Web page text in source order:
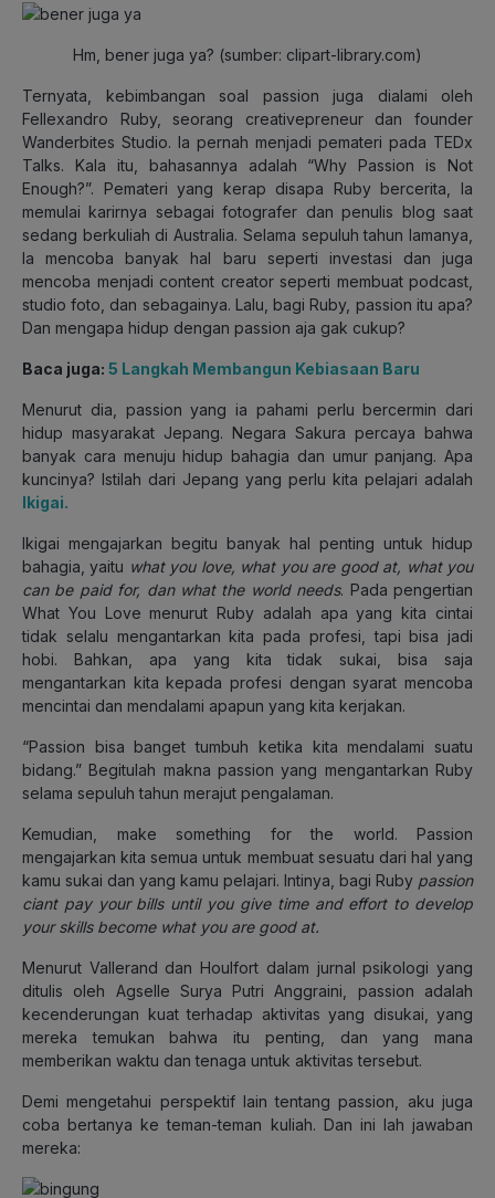
Hm, bener juga ya? (sumber: clipart-library.com)
Ternyata, kebimbangan soal passion juga dialami oleh
Fellexandro Ruby, seorang creativepreneur dan founder
Wanderbites Studio. Ia pernah menjadi pemateri pada TEDx
Talks. Kala itu, bahasannya adalah “Why Passion is Not
Enough?”. Pemateri yang kerap disapa Ruby bercerita, Ia
memulai karirnya sebagai fotografer dan penulis blog saat
sedang berkuliah di Australia. Selama sepuluh tahun lamanya,
Ia mencoba banyak hal baru seperti investasi dan juga
mencoba menjadi content creator seperti membuat podcast,
studio foto, dan sebagainya. Lalu, bagi Ruby, passion itu apa?
Dan mengapa hidup dengan passion aja gak cukup?
Baca juga: 5 Langkah Membangun Kebiasaan Baru
Menurut dia, passion yang ia pahami perlu bercermin dari
hidup masyarakat Jepang. Negara Sakura percaya bahwa
banyak cara menuju hidup bahagia dan umur panjang. Apa
kuncinya? Istilah dari Jepang yang perlu kita pelajari adalah
Ikigai.
Ikigai mengajarkan begitu banyak hal penting untuk hidup
bahagia, yaitu what you love, what you are good at, what you
can be paid for, dan what the world needs. Pada pengertian
What You Love menurut Ruby adalah apa yang kita cintai
tidak selalu mengantarkan kita pada profesi, tapi bisa jadi
hobi. Bahkan, apa yang kita tidak sukai, bisa saja
mengantarkan kita kepada profesi dengan syarat mencoba
mencintai dan mendalami apapun yang kita kerjakan.
“Passion bisa banget tumbuh ketika kita mendalami suatu
bidang.” Begitulah makna passion yang mengantarkan Ruby
selama sepuluh tahun merajut pengalaman.
Kemudian, make something for the world. Passion
mengajarkan kita semua untuk membuat sesuatu dari hal yang
kamu sukai dan yang kamu pelajari. Intinya, bagi Ruby passion
ciant pay your bills until you give time and effort to develop
your skills become what you are good at.
Menurut Vallerand dan Houlfort dalam jurnal psikologi yang
ditulis oleh Agselle Surya Putri Anggraini, passion adalah
kecenderungan kuat terhadap aktivitas yang disukai, yang
mereka temukan bahwa itu penting, dan yang mana
memberikan waktu dan tenaga untuk aktivitas tersebut.
Demi mengetahui perspektif lain tentang passion, aku juga
coba bertanya ke teman-teman kuliah. Dan ini lah jawaban
mereka: